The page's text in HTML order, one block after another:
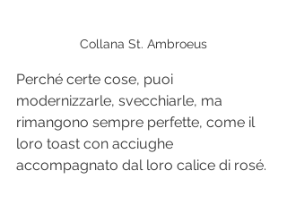
Collana St. Ambroeus
Perché certe cose, puoi
modernizzarle, svecchiarle, ma
rimangono sempre perfette, come il
loro toast con acciughe
accompagnato dal loro calice di rosé.